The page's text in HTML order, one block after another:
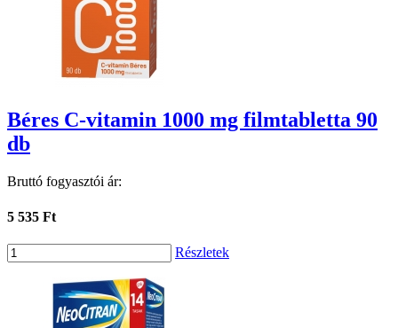
Béres C-vitamin 1000 mg filmtabletta 90
db
Bruttó fogyasztói ár:
5 535 Ft
Részletek